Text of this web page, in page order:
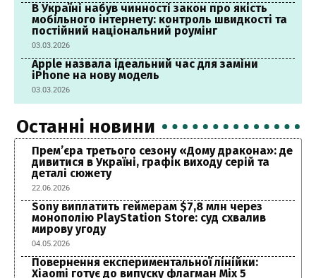
В Україні набув чинності закон про якість
мобільного інтернету: контроль швидкості та
постійний національний роумінг
03.03.2026
Apple назвала ідеальний час для заміни
iPhone на нову модель
03.03.2026
Останні новини
Прем’єра третього сезону «Дому дракона»: де
дивитися в Україні, графік виходу серій та
деталі сюжету
22.06.2026
Sony виплатить геймерам $7,8 млн через
монополію PlayStation Store: суд схвалив
мирову угоду
04.05.2026
Повернення експериментальної лінійки:
Xiaomi готує до випуску флагман Mix 5